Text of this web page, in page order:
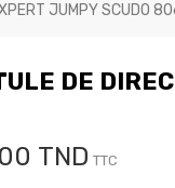
JUMPY SCUDO
DE
TND TTC